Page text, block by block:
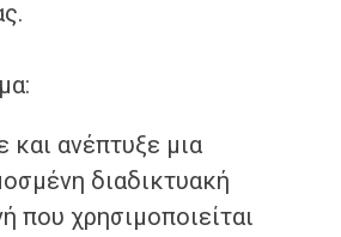
και ανέπτυξε μια
διαδικτυακή
που χρησιμοποιείται